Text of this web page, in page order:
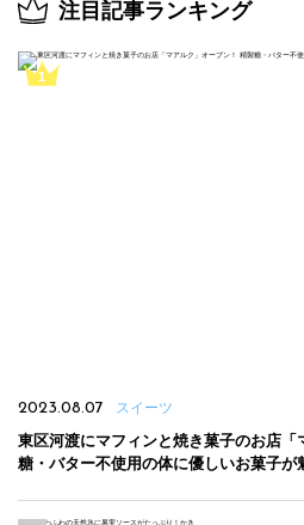
注目記事ランキング
2023.08.07 スイーツ
東区河渡にマフィンと焼き菓子のお店
糖・バター不使用の体に優しいお菓子が